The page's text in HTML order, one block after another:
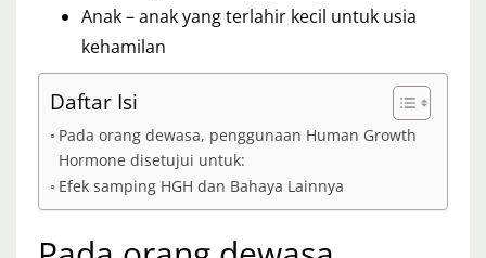
Anak – anak yang terlahir kecil untuk usia
kehamilan
Daftar Isi
Pada orang dewasa, penggunaan Human Growth
Hormone disetujui untuk:
Efek samping HGH dan Bahaya Lainnya